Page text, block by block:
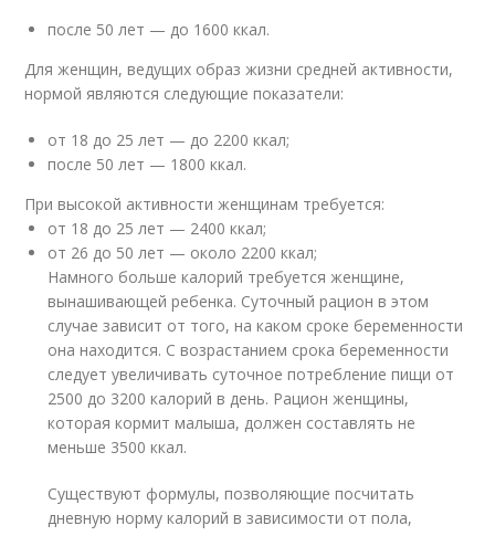
после 50 лет — до 1600 ккал.
Для женщин, ведущих образ жизни средней активности,
нормой являются следующие показатели:
от 18 до 25 лет — до 2200 ккал;
после 50 лет — 1800 ккал.
При высокой активности женщинам требуется:
от 18 до 25 лет — 2400 ккал;
от 26 до 50 лет — около 2200 ккал;
Намного больше калорий требуется женщине,
вынашивающей ребенка. Суточный рацион в этом
случае зависит от того, на каком сроке беременности
она находится. С возрастанием срока беременности
следует увеличивать суточное потребление пищи от
2500 до 3200 калорий в день. Рацион женщины,
которая кормит малыша, должен составлять не
меньше 3500 ккал.
Существуют формулы, позволяющие посчитать
дневную норму калорий в зависимости от пола,